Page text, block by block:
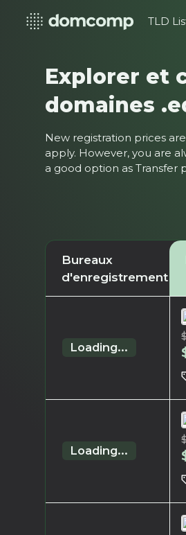
TLD
Explorer et
domaines
New registration prices
apply. However, you are
a good option as Transfer
Bureaux
d'enregistrement
Loading...
Loading...